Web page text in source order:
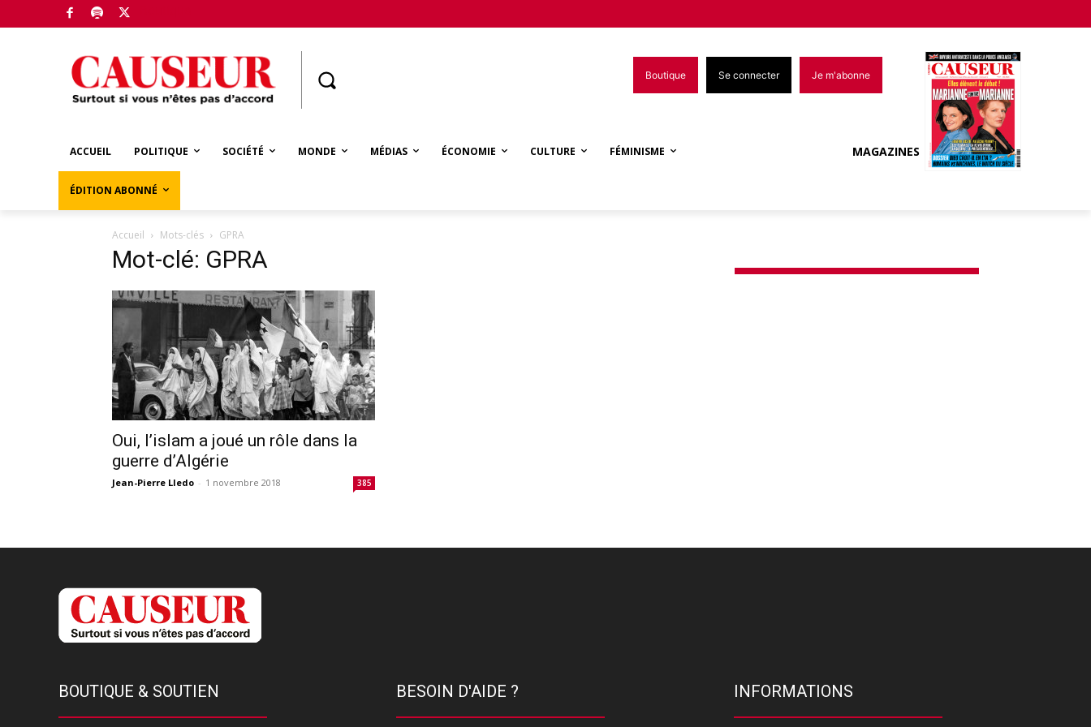
Boutique Se connecter Je m'abonne
ACCUEIL POLITIQUE SOCIÉTÉ MONDE MÉDIAS ÉCONOMIE CULTURE FÉMINISME
ÉDITION ABONNÉ
MAGAZINES
Accueil Mots-clés GPRA
Mot-clé: GPRA
Oui, l’islam a joué un rôle dans la
guerre d’Algérie
Jean-Pierre Lledo - 1 novembre 2018 385
BOUTIQUE & SOUTIEN BESOIN D'AIDE ? INFORMATIONS